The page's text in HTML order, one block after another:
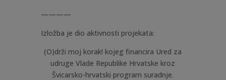
————
Izložba je dio aktivnosti projekata:
(O)drži moj korak! kojeg financira Ured za
udruge Vlade Republike Hrvatske kroz
Švicarsko-hrvatski program suradnje.